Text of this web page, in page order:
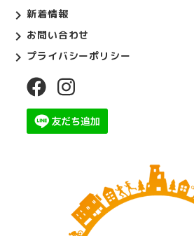
新着情報
お問い合わせ
プライバシーポリシー